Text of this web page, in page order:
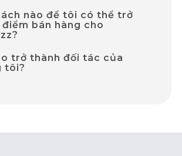
nào để tôi có thể trở
bán hàng cho
trở thành đối tác của
tôi?